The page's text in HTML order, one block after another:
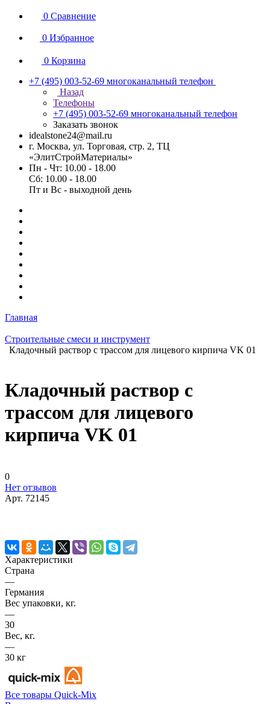
0 Сравнение
0 Избранное
0 Корзина
+7 (495) 003-52-69 многоканальный телефон
Назад
Телефоны
+7 (495) 003-52-69 многоканальный телефон
Заказать звонок
idealstone24@mail.ru
г. Москва, ул. Торговая, стр. 2, ТЦ
«ЭлитСтройМатериалы»
Пн - Чт: 10.00 - 18.00
Сб: 10.00 - 18.00
Пт и Вс - выходной день
Главная
Строительные смеси и инструмент
Кладочный раствор с трассом для лицевого кирпича VK 01
Кладочный раствор с
трассом для лицевого
кирпича VK 01
0
Нет отзывов
Арт. 72145
Характеристики
Страна
—
Германия
Вес упаковки, кг.
—
30
Вес, кг.
—
30 кг
Все товары Quick-Mix